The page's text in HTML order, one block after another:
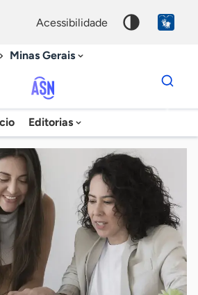
acessibilidade
Minas Gerais
Agência
Sebrae
de
Notícias
Editorias
Dados
para
chave